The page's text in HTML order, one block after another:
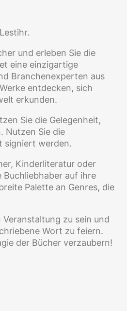
und erleben Sie die
eine einzigartige
Branchenexperten aus
entdecken, sich
erkunden.
Sie die Gelegenheit,
Nutzen Sie die
signiert werden.
Kinderliteratur oder
Buchliebhaber auf ihre
Palette an Genres, die
zu sein und
Wort zu feiern.
der Bücher verzaubern!